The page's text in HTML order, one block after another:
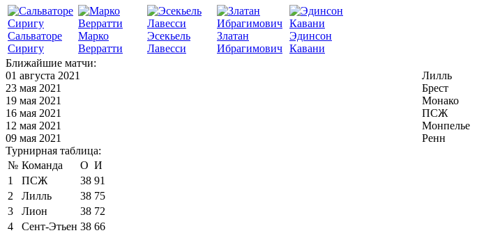
Сальваторе
Сиригу
Марко
Верратти
Эсекьель
Лавесси
Златан
Ибрагимович
Эдинсон
Кавани
Ближайшие матчи:
01 августа 2021
Лилль
23 мая 2021
Брест
19 мая 2021
Монако
16 мая 2021
ПСЖ
12 мая 2021
Монпелье
09 мая 2021
Ренн
Турнирная таблица:
№ Команда О И
1
ПСЖ 38 91
2
Лилль 38 75
3
Лион 38 72
4
Сент-Этьен 38 66